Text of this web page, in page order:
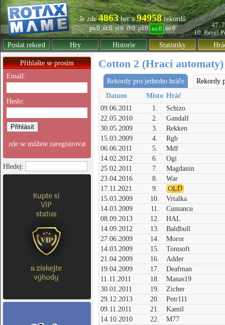
Je zde4863her a94958rekordů
po:0 út:0 st:0 čt:0 pá:0 so:0 ne:0
47.
10. Pavel
Poslat rekord
Hry Historie Statistiky
Přihlašte se prosím
Email:
Heslo:
zde se můžete zaregistrovat
Hledej:
Cotton 2 (Hrací automaty)
Rekordy pro jednoho hráče
Rekordy
Datum
Místo Hráč
09.06.2011
1.
Schizo
22.05.2010
2.
Gandalf
30.05.2009
3.
Rekken
15.03.2009
4.
Rgb
06.06.2011
5.
Mdf
14.02.2012
6.
Ogi
25.02.2011
7.
Magdanin
23.04.2016
8.
War
17.11.2021
9.
OLD
15.03.2009
10.
Vrtalka
14.03.2009
11.
Cumancu
08.09.2013
12.
HAL
14.09.2012
13.
Baldbull
27.06.2009
14.
Moror
14.03.2009
15.
Tomsoft
21.04.2009
16.
Adder
19.04.2009
17.
Deafman
11.11.2011
18.
Manas19
30.01.2011
19.
Zicher
29.12.2013
20.
Petr111
09.11.2011
21.
Kamil
14.10.2010
22.
M77